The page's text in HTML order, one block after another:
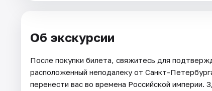
Об экскурсии
После покупки билета, свяжитесь для
расположенный неподалеку от Санкт-
перенести вас во времена Российской империи.